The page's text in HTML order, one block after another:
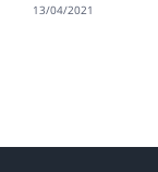
13/04/2021